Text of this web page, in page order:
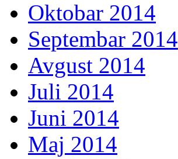
Oktobar 2014
Septembar 2014
Avgust 2014
Juli 2014
Juni 2014
Maj 2014